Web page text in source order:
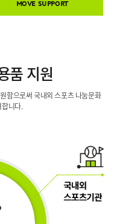
MOVE SUPPORT
품 지원
함으로써 국내외 스포츠 나눔문화
니다.